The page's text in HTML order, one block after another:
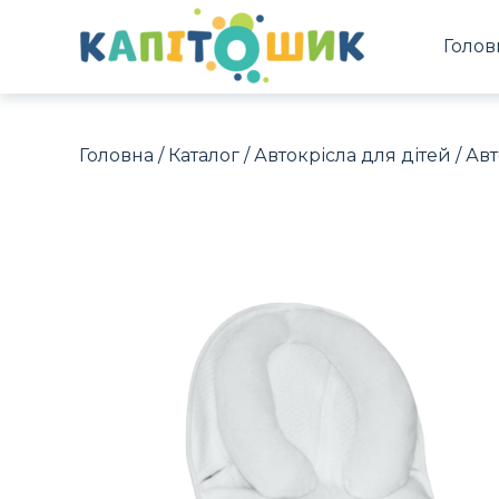
Головна / Каталог /Автокрісла для дітей /